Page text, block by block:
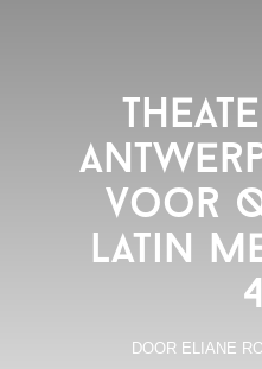
voor
Latin
DOOR ELIANE